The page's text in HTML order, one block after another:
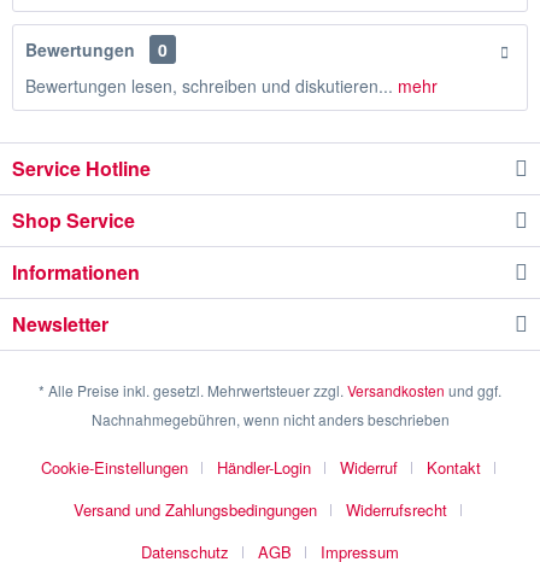
Bewertungen
0
Bewertungen lesen, schreiben und diskutieren... mehr
Service Hotline
Shop Service
Informationen
Newsletter
* Alle Preise inkl. gesetzl. Mehrwertsteuer zzgl. Versandkosten und ggf.
Nachnahmegebühren, wenn nicht anders beschrieben
Cookie-Einstellungen Händler-Login Widerruf
Kontakt
Versand und Zahlungsbedingungen
Widerrufsrecht
Datenschutz
AGB Impressum